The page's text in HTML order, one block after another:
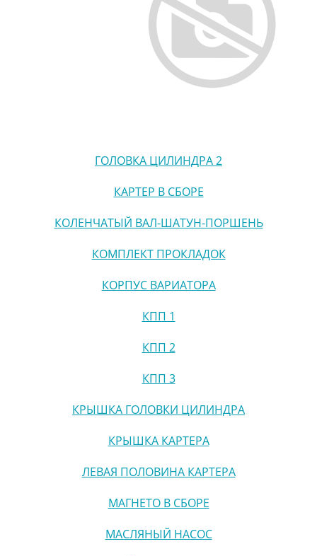
ГОЛОВКА ЦИЛИНДРА 2
КАРТЕР В СБОРЕ
КОЛЕНЧАТЫЙ ВАЛ-ШАТУН-ПОРШЕНЬ
КОМПЛЕКТ ПРОКЛАДОК
КОРПУС ВАРИАТОРА
КПП 1
КПП 2
КПП 3
КРЫШКА ГОЛОВКИ ЦИЛИНДРА
КРЫШКА КАРТЕРА
ЛЕВАЯ ПОЛОВИНА КАРТЕРА
МАГНЕТО В СБОРЕ
МАСЛЯНЫЙ НАСОС